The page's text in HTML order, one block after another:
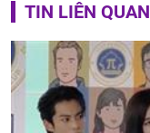
TIN LIÊN QUAN